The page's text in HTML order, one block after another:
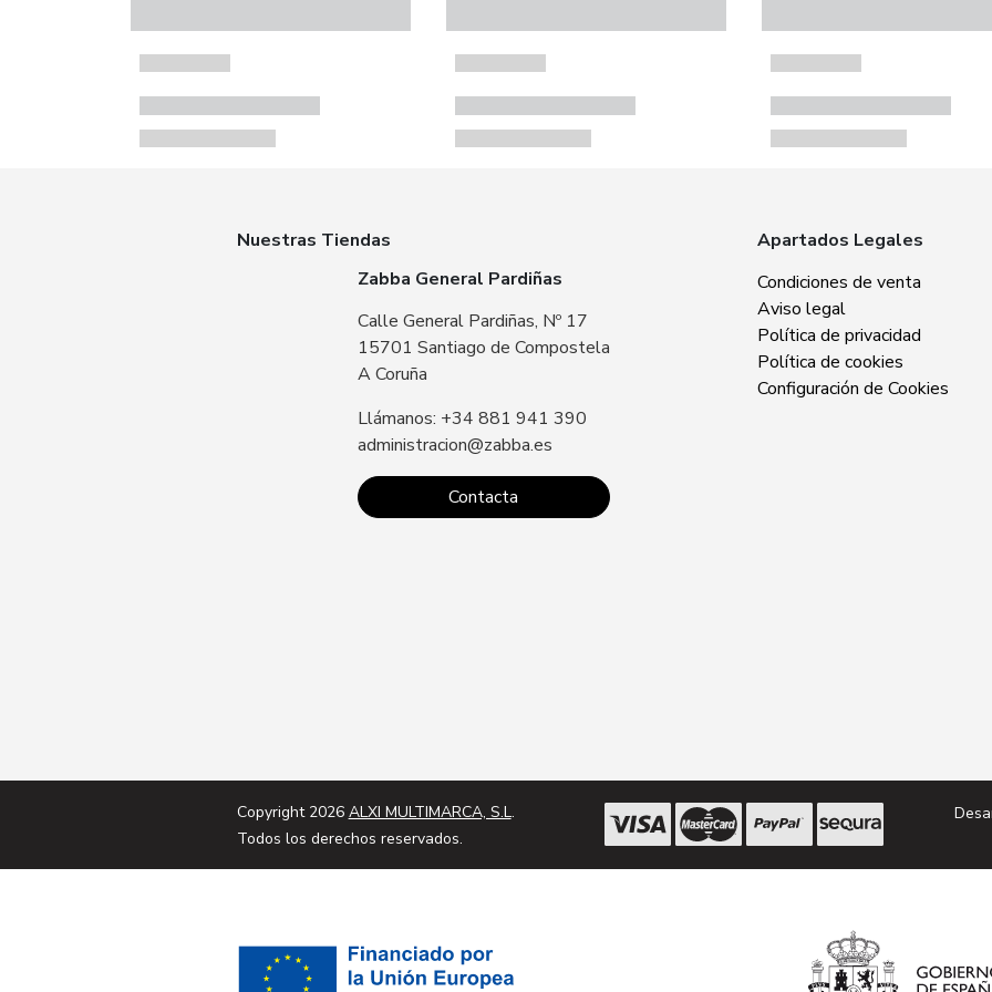
Nuestras Tiendas
Zabba General Pardiñas
Calle General Pardiñas, Nº 17
15701 Santiago de Compostela
A Coruña
Llámanos: +34 881 941 390
administracion@zabba.es
Contacta
Zabba Area
15707 Santiago
Sin especificar
Apartados Legales
Condiciones de venta
Aviso legal
Política de privacidad
Política de cookies
Configuración de Cookies
Copyright 2026 ALXI MULTIMARCA, S.L.
Todos los derechos reservados.